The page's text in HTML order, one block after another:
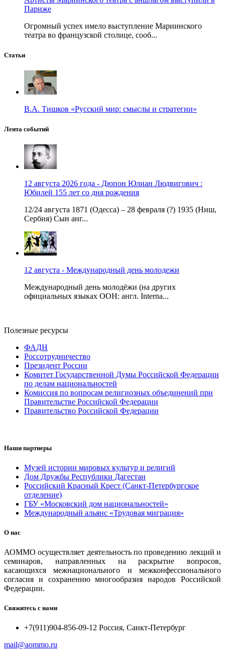
Париже
Огромный успех имело выступление Мариинского
театра во французской столице, сооб...
Статьи
В.А. Тишков «Русский мир: смыслы и стратегии»
Лента событий
12 августа 2026 года - Дюпон Юлиан Людвигович :
Юбилей 155 лет со дня рождения
12/24 августа 1871 (Одесса) – 28 февраля (?) 1935 (Ниш,
Сербия) Сын анг...
12 августа - Международный день молодежи
Международный день молодёжи (на других
официальных языках ООН: англ. Interna...
Полезные ресурсы
ФАДН
Россотрудничество
Президент России
Комитет Государственной Думы Российской Федерации
по делам национальностей
Комиссия по вопросам религиозных объединений при
Правительстве Российской Федерации
Правительство Российской Федерации
Наши партнеры
Музей истории мировых культур и религий
Дом Дружбы Республики Дагестан
Российский Красный Крест (Санкт-Петербургское
отделение)
ГБУ «Московский дом национальностей»
Международный альянс «Трудовая миграция»
О нас
АОММО осуществляет деятельность по проведению лекций и
семинаров, направленных на раскрытие вопросов,
касающихся межнационального и межконфессионального
согласия и сохранению многообразия народов Российской
Федерации.
Свяжитесь с нами
+7(911)904-856-09-12 Россия, Санкт-Петербург
mail@aommo.ru